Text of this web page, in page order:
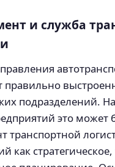
и служба
правильно
подразделений.
это может
транспортной
как стратегическое,